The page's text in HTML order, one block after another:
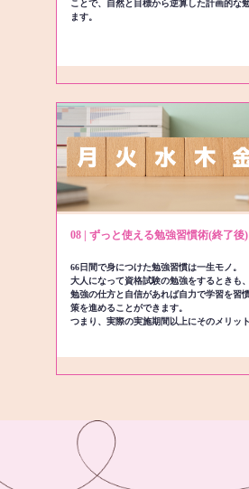
ことで、自然と目標から逆算した計画的な
ます。
08 | ずっと使える勉強習慣術(終了後)
66日間で身につけた勉強習慣は一生モノ。
大人になって資格試験の勉強をするときも
勉強の仕方と自信があれば自力で学習を習
策を進めることができます。
つまり、実際の実施期間以上にそのメリッ